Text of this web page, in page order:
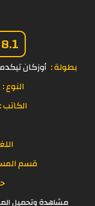
8.1
بطولة : أوزكان
النوع :
الكاتب :
قسم